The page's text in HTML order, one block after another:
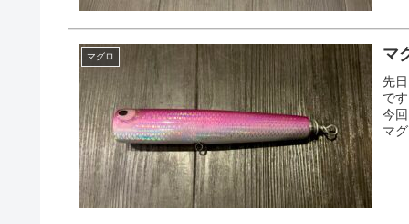
マグロ マ
先
で
今
マ